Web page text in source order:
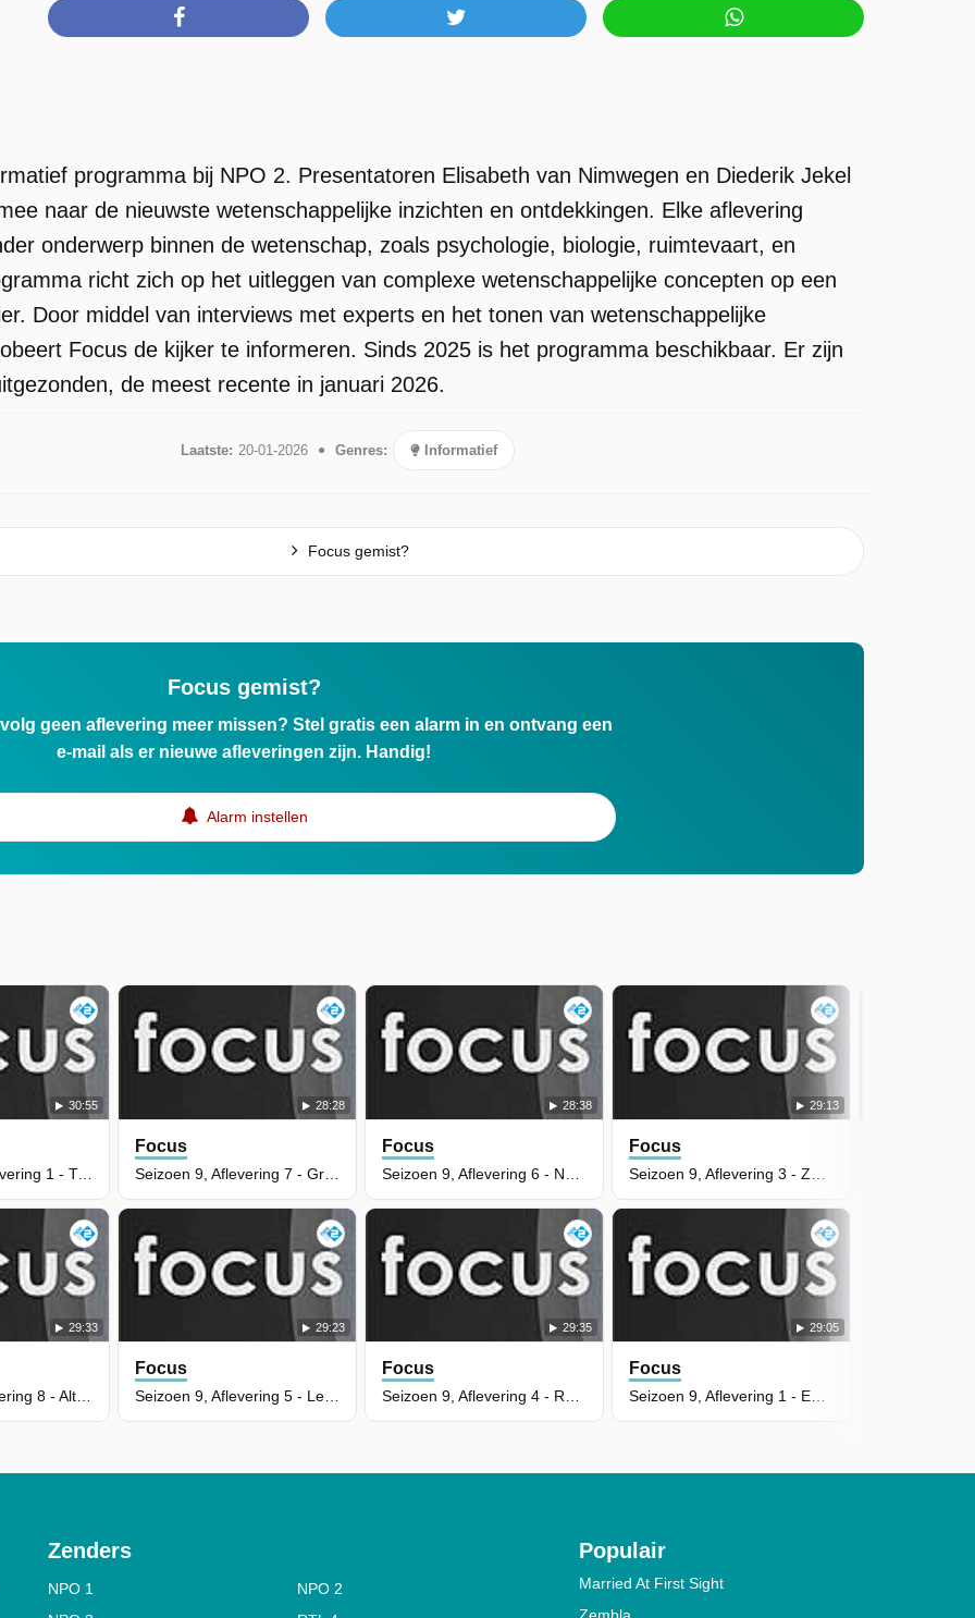
programma bij NPO 2. Presentatoren Elisabeth van Nimwegen en Diederik Jekel
naar de nieuwste wetenschappelijke inzichten en ontdekkingen. Elke aflevering
onderwerp binnen de wetenschap, zoals psychologie, biologie, ruimtevaart, en
richt zich op het uitleggen van complexe wetenschappelijke concepten op een
Door middel van interviews met experts en het tonen van wetenschappelijke
Focus de kijker te informeren. Sinds 2025 is het programma beschikbaar. Er zijn
de meest recente in januari 2026.
Laatste: 20-01-2026 Genres: Informatief
Focus gemist?
Focus gemist?
geen aflevering meer missen? Stel gratis een alarm in en ontvang een
e-mail als er nieuwe afleveringen zijn. Handig!
Alarm instellen
30:55
Seizoen 10, Aflevering 1 - Trauma in het vrouwenbrein
29:33
28:28
Focus
28:38
Focus
29:23
Focus
29:35
Focus
29:13
Focus
29:05
Focus
Zenders
NPO 1
NPO 2
Populair
Married At First Sight